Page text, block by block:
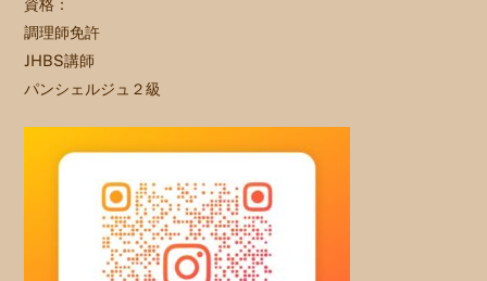
資格：
調理師免許
JHBS講師
パンシェルジュ２級